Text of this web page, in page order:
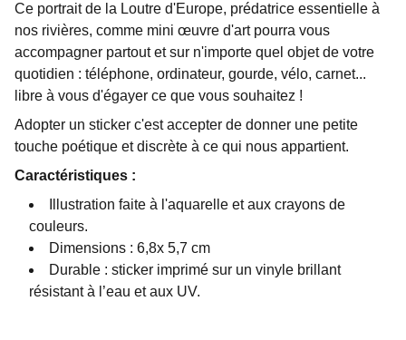
Ce portrait de la Loutre d'Europe, prédatrice essentielle à
nos rivières, comme mini œuvre d'art pourra vous
accompagner partout et sur n'importe quel objet de votre
quotidien : téléphone, ordinateur, gourde, vélo, carnet...
libre à vous d'égayer ce que vous souhaitez !
Adopter un sticker c'est accepter de donner une petite
touche poétique et discrète à ce qui nous appartient.
Caractéristiques :
Illustration faite à l'aquarelle et aux crayons de
couleurs.
Dimensions : 6,8x 5,7 cm
Durable : sticker imprimé sur un vinyle brillant
résistant à l’eau et aux UV.